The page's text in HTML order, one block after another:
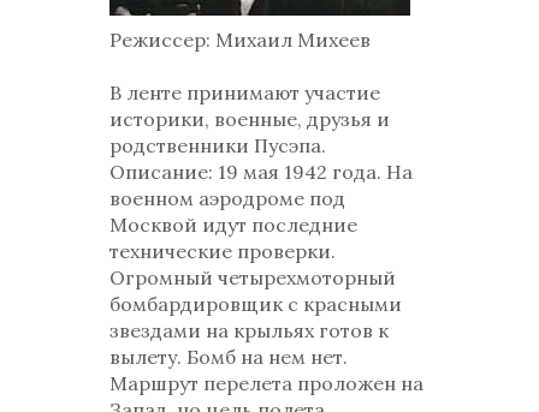
Режиссер: Михаил Михеев
В ленте принимают участие
историки, военные, друзья и
родственники Пусэпа.
Описание: 19 мая 1942 года. На
военном аэродроме под
Москвой идут последние
технические проверки.
Огромный четырехмоторный
бомбардировщик с красными
звездами на крыльях готов к
вылету. Бомб на нем нет.
Маршрут перелета проложен на